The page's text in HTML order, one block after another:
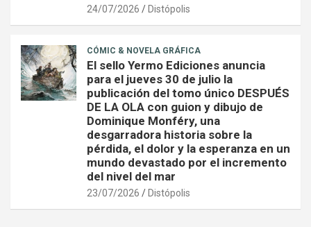
24/07/2026 Distópolis
CÓMIC & NOVELA GRÁFICA
El sello Yermo Ediciones anuncia
para el jueves 30 de julio la
publicación del tomo único DESPUÉS
DE LA OLA con guion y dibujo de
Dominique Monféry, una
desgarradora historia sobre la
pérdida, el dolor y la esperanza en un
mundo devastado por el incremento
del nivel del mar
23/07/2026 Distópolis